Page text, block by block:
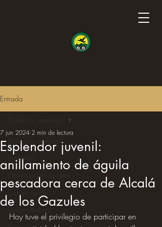
Entrada
Todos los mensajes
Entrevista
Observación de aves
Esplendor juvenil:
anillamiento de águila
pescadora cerca de Alcalá
de los Gazules
7 jun 2024 2 min de lectura
Hoy tuve el privilegio de participar en